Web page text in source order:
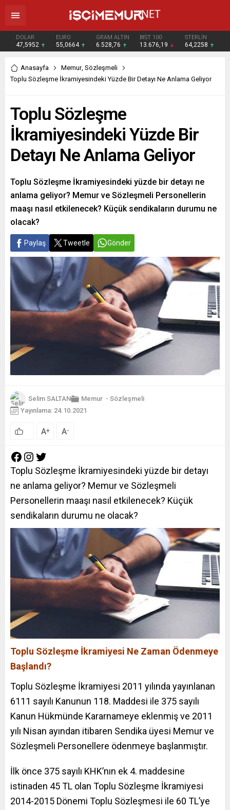
DOLAR
47,5952
EURO
55,0664
GRAM ALTIN
6.528,76
BIST 100
13.676,19
STERLİN
64,2258
Anasayfa Memur, Sözleşmeli
Toplu Sözleşme İkramiyesindeki Yüzde Bir Detayı Ne Anlama Geliyor
Toplu Sözleşme
İkramiyesindeki Yüzde Bir
Detayı Ne Anlama Geliyor
Toplu Sözleşme İkramiyesindeki yüzde bir detayı ne
anlama geliyor? Memur ve Sözleşmeli Personellerin
maaşı nasıl etkilenecek? Küçük sendikaların durumu ne
olacak?
Paylaş Tweetle Gönder
Selim SALTAN Memur - Sözleşmeli
Yayınlama: 24.10.2021
A+ A-
Toplu Sözleşme İkramiyesindeki yüzde bir detayı
ne anlama geliyor? Memur ve Sözleşmeli
Personellerin maaşı nasıl etkilenecek? Küçük
sendikaların durumu ne olacak?
Toplu Sözleşme İkramiyesi Ne Zaman Ödenmeye
Başlandı?
Toplu Sözleşme İkramiyesi 2011 yılında yayınlanan
6111 sayılı Kanunun 118. Maddesi ile 375 sayılı
Kanun Hükmünde Kararnameye eklenmiş ve 2011
yılı Nisan ayından itibaren Sendika üyesi Memur ve
Sözleşmeli Personellere ödenmeye başlanmıştır.
İlk önce 375 sayılı KHK’nın ek 4. maddesine
istinaden 45 TL olan Toplu Sözleşme İkramiyesi
2014-2015 Dönemi Toplu Sözleşmesi ile 60 TL’ye